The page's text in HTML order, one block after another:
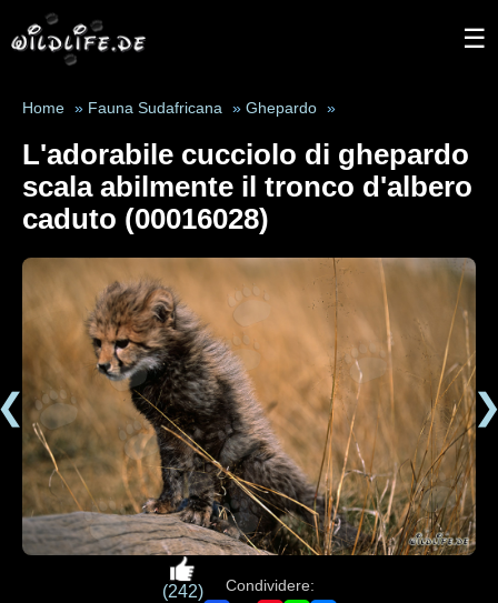
☰
Home » Fauna Sudafricana » Ghepardo »
L'adorabile cucciolo di ghepardo
scala abilmente il tronco d'albero
caduto (00016028)
(242) Condividere: